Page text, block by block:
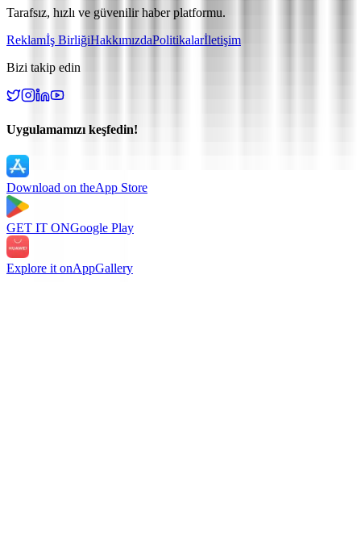
Tarafsız, hızlı ve güvenilir haber platformu.
Reklamİş BirliğiHakkımızdaPolitikalarİletişim
Bizi takip edin
Uygulamamızı keşfedin!
Download on theApp Store
GET IT ONGoogle Play
Explore it onAppGallery